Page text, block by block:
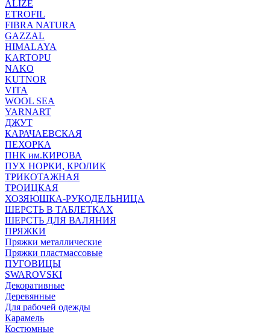
ALIZE
ETROFIL
FIBRA NATURA
GAZZAL
HIMALAYA
KARTOPU
NAKO
KUTNOR
VITA
WOOL SEA
YARNART
ДЖУТ
КАРАЧАЕВСКАЯ
ПЕХОРКА
ПНК им.КИРОВА
ПУХ НОРКИ, КРОЛИК
ТРИКОТАЖНАЯ
ТРОИЦКАЯ
ХОЗЯЮШКА-РУКОДЕЛЬНИЦА
ШЕРСТЬ В ТАБЛЕТКАХ
ШЕРСТЬ ДЛЯ ВАЛЯНИЯ
ПРЯЖКИ
Пряжки металлические
Пряжки пластмассовые
ПУГОВИЦЫ
SWAROVSKI
Декоративные
Деревянные
Для рабочей одежды
Карамель
Костюмные